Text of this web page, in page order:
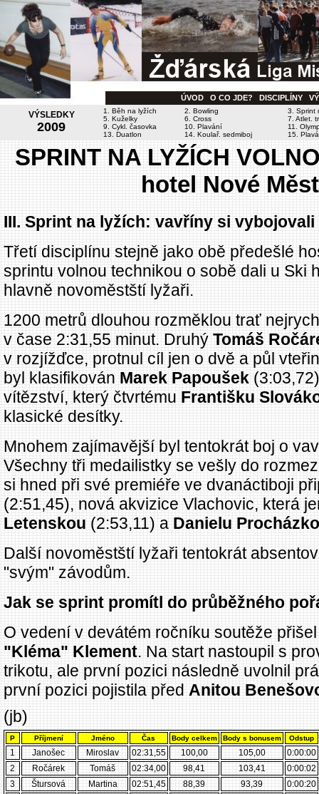
ÚVOD O CO JDE? DISCIPLÍNY
VÝSLEDKY
2009
1. Běh na lyžích 2. Bowling
3. Sprint
5. Kuželky
6. Cross
7. Atlet.
9. Cykl. časovka
10. Plavání
11.
13. Duatlon
14. Koulař. sedmiboj 15.
SPRINT NA LYŽÍCH
hotel Nové
III. Sprint na lyžích: vavříny si
Třetí disciplínu stejně jako obě předešlé
sprintu volnou technikou o sobě dali u Ski
hlavně novoměstští lyžaři.
1200 metrů dlouhou rozměklou trať
v čase 2:31,55 minut. Druhý Tomáš
v rozjížďce, protnul cíl jen o dvě a půl
byl klasifikován Marek Papoušek
vítězství, který čtvrtému Františku
klasické desítky.
Mnohem zajímavější byl tentokrát boj o
Všechny tři medailistky se vešly do
si hned při své premiéře ve dvanáctiboji
(2:51,45), nová akvizice Vlachovic, která
Letenskou (2:53,11) a Danielu
Další novoměstští lyžaři tentokrát
"svým" závodům.
Jak se sprint promítl do průběžného
O vedení v devátém ročníku soutěže
"Kléma" Klement. Na start nastoupil s
trikotu, ale první pozici následně uvolnil
první pozici pojistila před Anitou
(jb)
P Příjmení Jméno Čas Body celkem Body s bonusem Odstup
1 Janošec Miroslav 02:31,55 100,00 105,00
0:00:00
2
Ročárek Tomáš 02:34,00 98,41 103,41
0:00:02
3
Štursová Martina 02:51,45 88,39 93,39
0:00:20